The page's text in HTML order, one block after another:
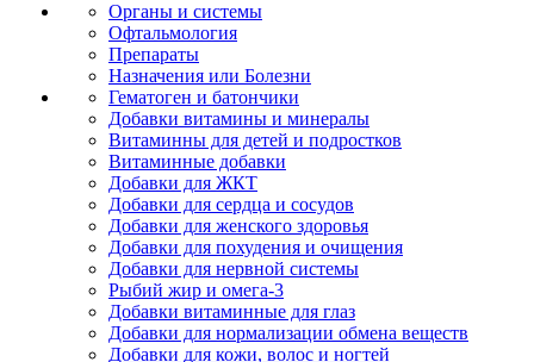
Органы и системы
Офтальмология
Препараты
Назначения или Болезни
Гематоген и батончики
Добавки витамины и минералы
Витаминны для детей и подростков
Витаминные добавки
Добавки для ЖКТ
Добавки для сердца и сосудов
Добавки для женского здоровья
Добавки для похудения и очищения
Добавки для нервной системы
Рыбий жир и омега-3
Добавки витаминные для глаз
Добавки для нормализации обмена веществ
Добавки для кожи, волос и ногтей